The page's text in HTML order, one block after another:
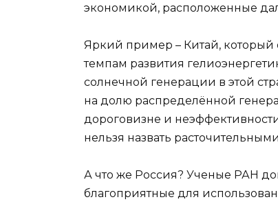
экономикой, расположенные
Яркий пример – Китай,
темпам развития
солнечной генерации в этой
на долю распределённой
дороговизне и
нельзя назвать
А что же Россия? Ученые РАН
благоприятные для